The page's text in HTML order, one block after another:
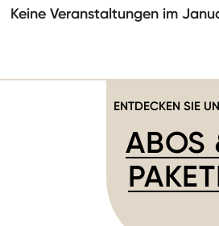
Keine Veranstaltungen im
ENTDECKEN SIE
ABOS